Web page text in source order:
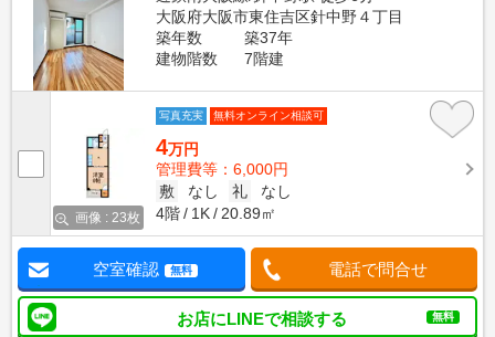
大阪府大阪市東住吉区針中野４丁目
築年数
築37年
建物階数
7階建
画像 : 23枚
写真充実 無料オンライン相談可
4万円
管理費等：6,000円
敷
なし 礼
なし
4階
1K 20.89㎡
空室確認 無料 電話で問合せ
お店にLINEで相談する 無料